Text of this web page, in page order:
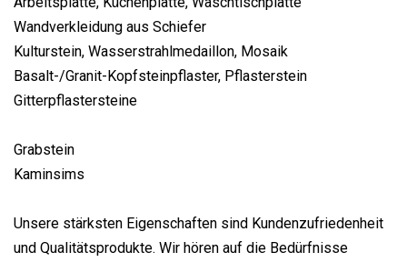
Wandverkleidung aus Schiefer
Kulturstein, Wasserstrahlmedaillon, Mosaik
Basalt-/Granit-Kopfsteinpflaster, Pflasterstein
Gitterpflastersteine
Grabstein
Kaminsims
Unsere stärksten Eigenschaften sind Kundenzufriedenheit
und Qualitätsprodukte. Wir hören auf die Bedürfnisse